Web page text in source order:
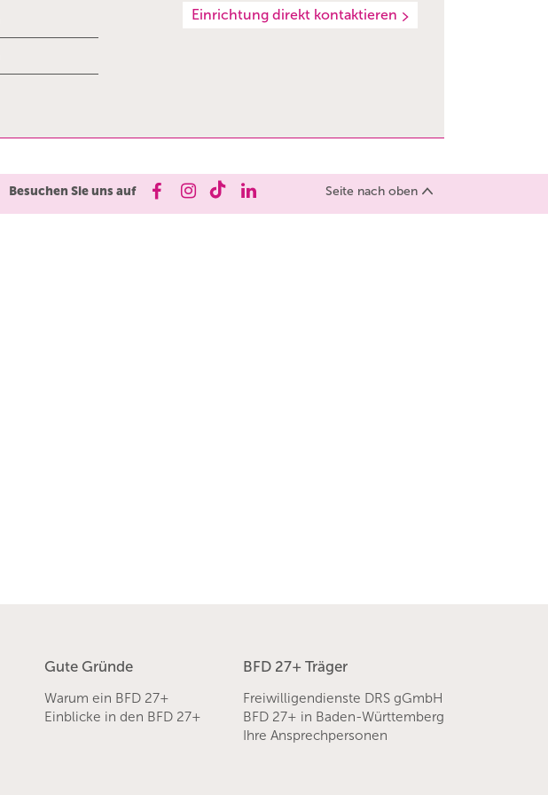
Einrichtung direkt kontaktieren
Besuchen Sie uns auf Seite nach oben
Gute Gründe
Warum ein BFD 27+
Einblicke in den BFD 27+
BFD 27+ Träger
Freiwilligendienste DRS gGmbH
BFD 27+ in Baden-Württemberg
Ihre Ansprechpersonen